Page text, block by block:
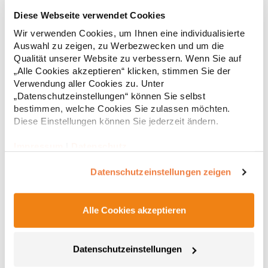
Diese Webseite verwendet Cookies
Wir verwenden Cookies, um Ihnen eine individualisierte
Auswahl zu zeigen, zu Werbezwecken und um die
Qualität unserer Website zu verbessern. Wenn Sie auf
„Alle Cookies akzeptieren“ klicken, stimmen Sie der
Verwendung aller Cookies zu. Unter
„Datenschutzeinstellungen“ können Sie selbst
bestimmen, welche Cookies Sie zulassen möchten.
Diese Einstellungen können Sie jederzeit ändern.
Datenschutzeinstellungen zeigen
Alle Cookies akzeptieren
Datenschutzeinstellungen
RY6618 Roly Eco Damen Polo Poloshirtshirt Prince
Tailliertes Kurzarm-Poloshirt für Damen aus zertifizierter Bio-
Baumwolle Kragen und Ärmelbündchen aus 1x1-Rippe
Knopfleiste mit zwei Knöpfen Verstärkte Nahtabdeckung am
Kragen Seitenschlitze am Saum Herausreißbares
LabelPfegehinweis: 40 °C waschbarBügeln erlaubtGrammatur:
210 g/m²Materialzusammensetzung: 100% Baumwolle (Heather
Grey: 85% Baumwolle / 15% Viskose)Angaben zur
Produktsicherheit: Herst.-Nr.: PO6618Hersteller: GORFACTORY
ab
* Preise inkl. gesetzlicher Mwst. +Versandkosten *